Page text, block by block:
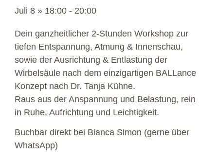
Juli 8 » 18:00 - 20:00
Dein ganzheitlicher 2-Stunden Workshop zur
tiefen Entspannung, Atmung & Innenschau,
sowie der Ausrichtung & Entlastung der
Wirbelsäule nach dem einzigartigen BALLance
Konzept nach Dr. Tanja Kühne.
Raus aus der Anspannung und Belastung, rein
in Ruhe, Aufrichtung und Leichtigkeit.
Buchbar direkt bei Bianca Simon (gerne über
WhatsApp)